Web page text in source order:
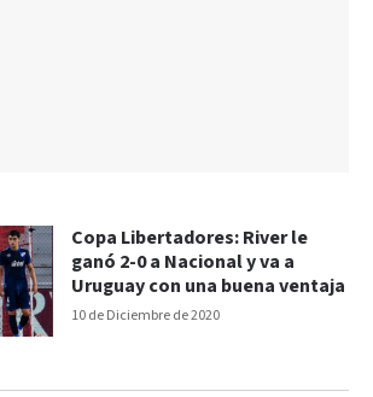
10 de Diciembre de 2020
Copa Libertadores: River le
ganó 2-0 a Nacional y va a
Uruguay con una buena ventaja